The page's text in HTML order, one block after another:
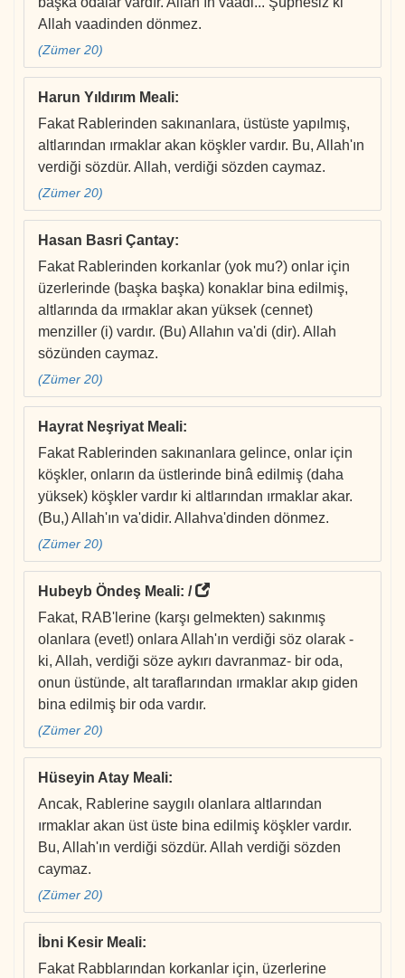
Allah vaadinden dönmez.
(Zümer 20)
Harun Yıldırım Meali:
Fakat Rablerinden sakınanlara, üstüste yapılmış,
altlarından ırmaklar akan köşkler vardır. Bu, Allah'ın
verdiği sözdür. Allah, verdiği sözden caymaz.
(Zümer 20)
Hasan Basri Çantay:
Fakat Rablerinden korkanlar (yok mu?) onlar için
üzerlerinde (başka başka) konaklar bina edilmiş,
altlarında da ırmaklar akan yüksek (cennet)
menziller (i) vardır. (Bu) Allahın va'di (dir). Allah
sözünden caymaz.
(Zümer 20)
Hayrat Neşriyat Meali:
Fakat Rablerinden sakınanlara gelince, onlar için
köşkler, onların da üstlerinde binâ edilmiş (daha
yüksek) köşkler vardır ki altlarından ırmaklar akar.
(Bu,) Allah'ın va'didir. Allahva'dinden dönmez.
(Zümer 20)
Hubeyb Öndeş Meali: /
Fakat, RAB'lerine (karşı gelmekten) sakınmış
olanlara (evet!) onlara Allah'ın verdiği söz olarak -
ki, Allah, verdiği söze aykırı davranmaz- bir oda,
onun üstünde, alt taraflarından ırmaklar akıp giden
bina edilmiş bir oda vardır.
(Zümer 20)
Hüseyin Atay Meali:
Ancak, Rablerine saygılı olanlara altlarından
ırmaklar akan üst üste bina edilmiş köşkler vardır.
Bu, Allah'ın verdiği sözdür. Allah verdiği sözden
caymaz.
(Zümer 20)
İbni Kesir Meali:
Fakat Rabblarından korkanlar için, üzerlerine